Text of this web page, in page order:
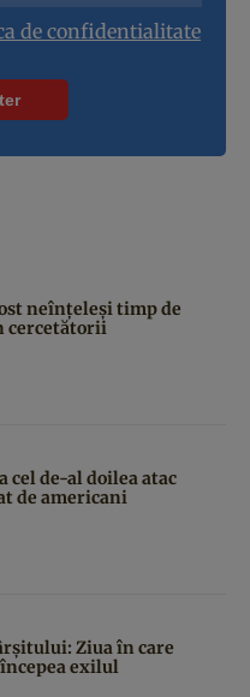
de confidentialitate
neînțeleși timp de
cercetătorii
cel de-al doilea atac
de americani
Ziua în care
exilul